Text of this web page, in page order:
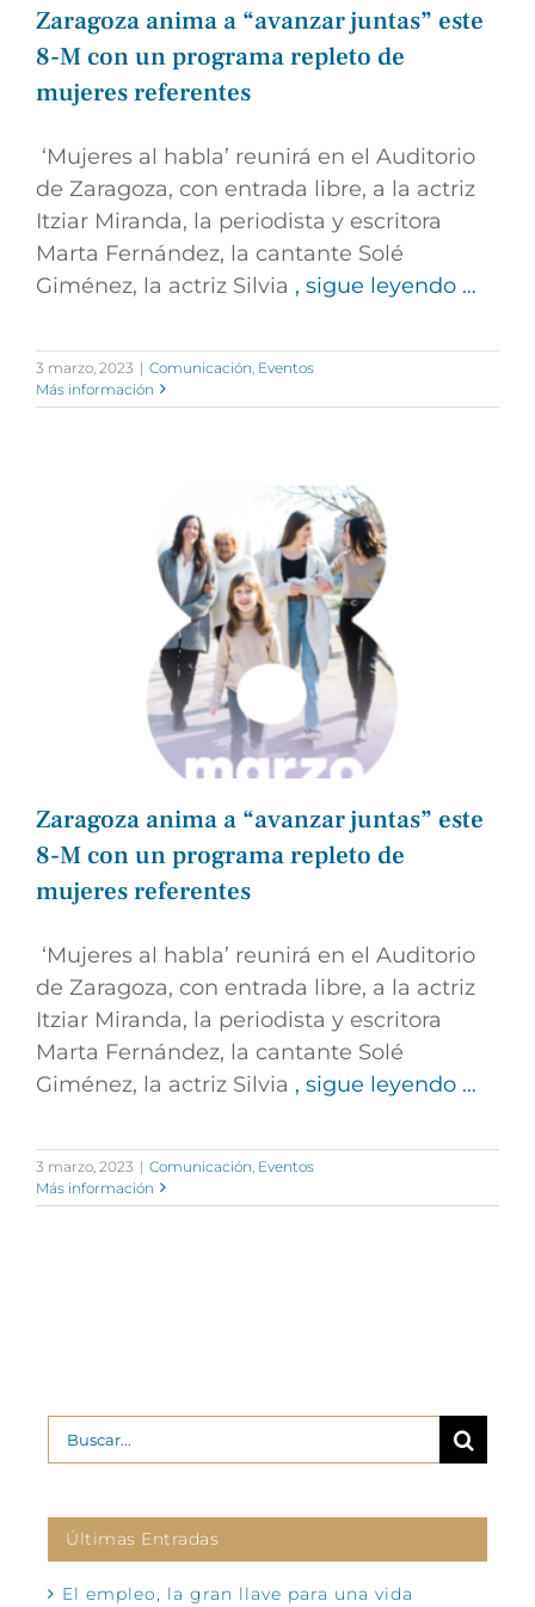
Zaragoza anima a “avanzar juntas” este
8-M con un programa repleto de
mujeres referentes
‘Mujeres al habla’ reunirá en el Auditorio
de Zaragoza, con entrada libre, a la actriz
Itziar Miranda, la periodista y escritora
Marta Fernández, la cantante Solé
Giménez, la actriz Silvia , sigue leyendo …
3 marzo, 2023 | Comunicación Eventos
Más información
Zaragoza anima a “avanzar juntas” este
8-M con un programa repleto de
mujeres referentes
‘Mujeres al habla’ reunirá en el Auditorio
de Zaragoza, con entrada libre, a la actriz
Itziar Miranda, la periodista y escritora
Marta Fernández, la cantante Solé
Giménez, la actriz Silvia , sigue leyendo …
3 marzo, 2023 | Comunicación Eventos
Más información
Buscar:
Últimas Entradas
El empleo, la gran llave para una vida